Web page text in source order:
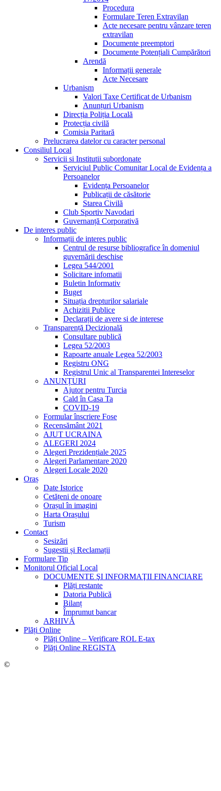
Procedura
Formulare Teren Extravilan
Acte necesare pentru vânzare teren
extravilan
Documente preemptori
Documente Potențiali Cumpărători
Arendă
Informații generale
Acte Necesare
Urbanism
Valori Taxe Certificat de Urbanism
Anunțuri Urbanism
Direcția Poliția Locală
Protecția civilă
Comisia Paritară
Prelucrarea datelor cu caracter personal
Consiliul Local
Servicii si Institutii subordonate
Serviciul Public Comunitar Local de Evidența a
Persoanelor
Evidența Persoanelor
Publicații de căsătorie
Starea Civilă
Club Sportiv Navodari
Guvernanță Corporativă
De interes public
Informații de interes public
Centrul de resurse bibliografice în domeniul
guvernării deschise
Legea 544/2001
Solicitare infomatii
Buletin Informativ
Buget
Situația drepturilor salariale
Achizitii Publice
Declarații de avere si de interese
Transparență Decizională
Consultare publică
Legea 52/2003
Rapoarte anuale Legea 52/2003
Registru ONG
Registrul Unic al Transparentei Intereselor
ANUNȚURI
Ajutor pentru Turcia
Cald în Casa Ta
COVID-19
Formular înscriere Fose
Recensământ 2021
AJUT UCRAINA
ALEGERI 2024
Alegeri Prezidențiale 2025
Alegeri Parlamentare 2020
Alegeri Locale 2020
Oraș
Date Istorice
Cetățeni de onoare
Orașul în imagini
Harta Orașului
Turism
Contact
Sesizări
Sugestii și Reclamații
Formulare Tip
Monitorul Oficial Local
DOCUMENTE ŞI INFORMAŢII FINANCIARE
Plăți restante
Datoria Publică
Bilanț
Împrumut bancar
ARHIVĂ
Plăți Online
Plăți Online – Verificare ROL E-tax
Plăți Online REGISTA
©